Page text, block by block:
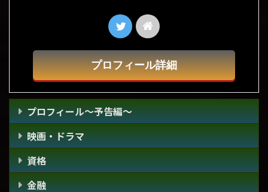
プロフィール詳細
プロフィール～予告編～
映画・ドラマ
資格
金融